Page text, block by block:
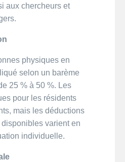
aux chercheurs et
physiques en
selon un barème
25 % à 50 %. Les
pour les résidents
mais les déductions
disponibles varient en
individuelle.